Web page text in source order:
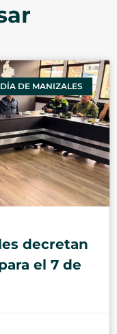
DE MANIZALES
decretan
el 7 de